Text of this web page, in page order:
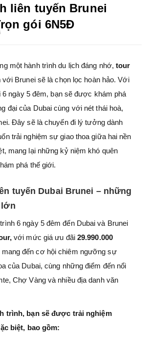
liên tuyến Brunei
gói 6N5Đ
một hành trình du lịch đáng nhớ, tour
với Brunei sẽ là chọn lọc hoàn hảo. Với
6 ngày 5 đêm, bạn sẽ được khám phá
đại của Dubai cùng với nét thái hoà,
Đây sẽ là chuyến đi lý tưởng dành
trải nghiệm sự giao thoa giữa hai nền
mang lại những kỷ niệm khó quên
phá thế giới.
tuyến Dubai Brunei – những
lớn
6 ngày 5 đêm đến Dubai và Brunei
với mức giá ưu đãi 29.990.000
mang đến cơ hội chiêm ngưỡng sự
của Dubai, cùng những điểm đến nổi
Chợ Vàng và nhiều địa danh văn
trình, bạn sẽ được trải nghiệm
biệt, bao gồm: